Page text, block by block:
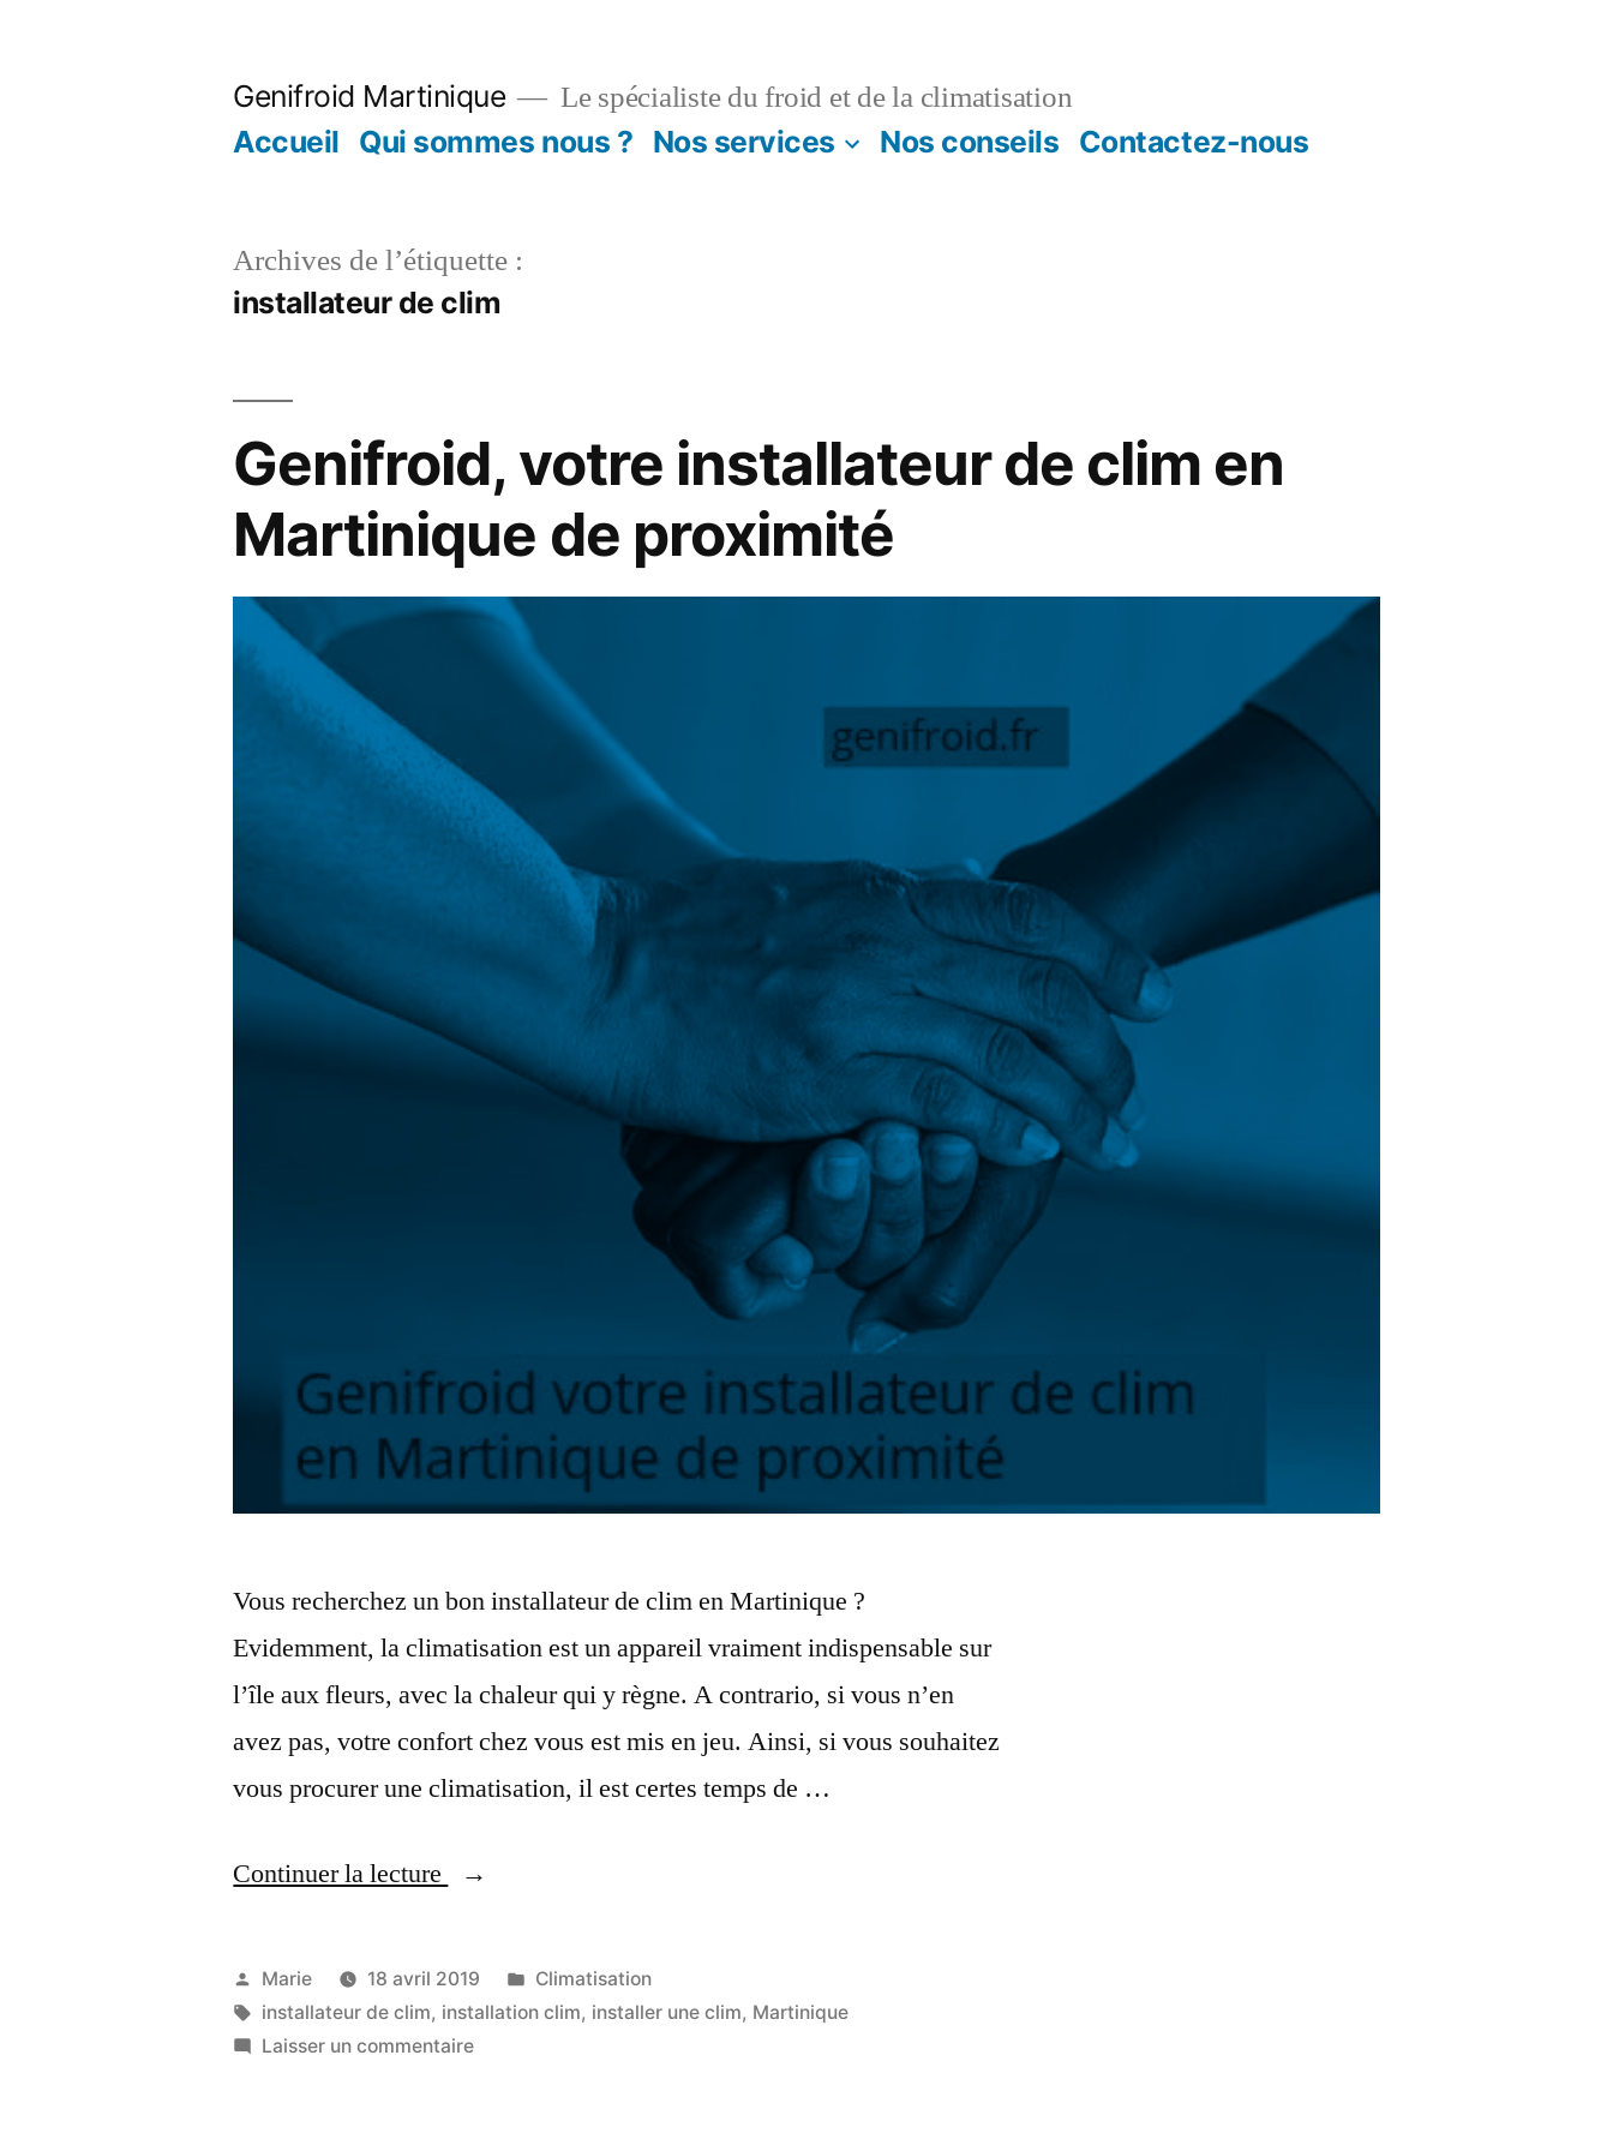
Genifroid Martinique Le spécialiste du froid et de la climatisation
Accueil Qui sommes nous ? Nos services Nos conseils Contactez-nous
Archives de l’étiquette :
installateur de clim
Genifroid, votre installateur de clim en
Martinique de proximité
Vous recherchez un bon installateur de clim en Martinique ?
Evidemment, la climatisation est un appareil vraiment indispensable sur
l’île aux fleurs, avec la chaleur qui y règne. A contrario, si vous n’en
avez pas, votre confort chez vous est mis en jeu. Ainsi, si vous souhaitez
vous procurer une climatisation, il est certes temps de …
Continuer la lecture
« Genifroid,
installateur
de
clim
Publié
par
Marie 18 avril 2019
Publié
dans
Climatisation
Étiquettes :
installateur de clim, installation clim, installer une clim, Martinique
Laisser un commentairesur